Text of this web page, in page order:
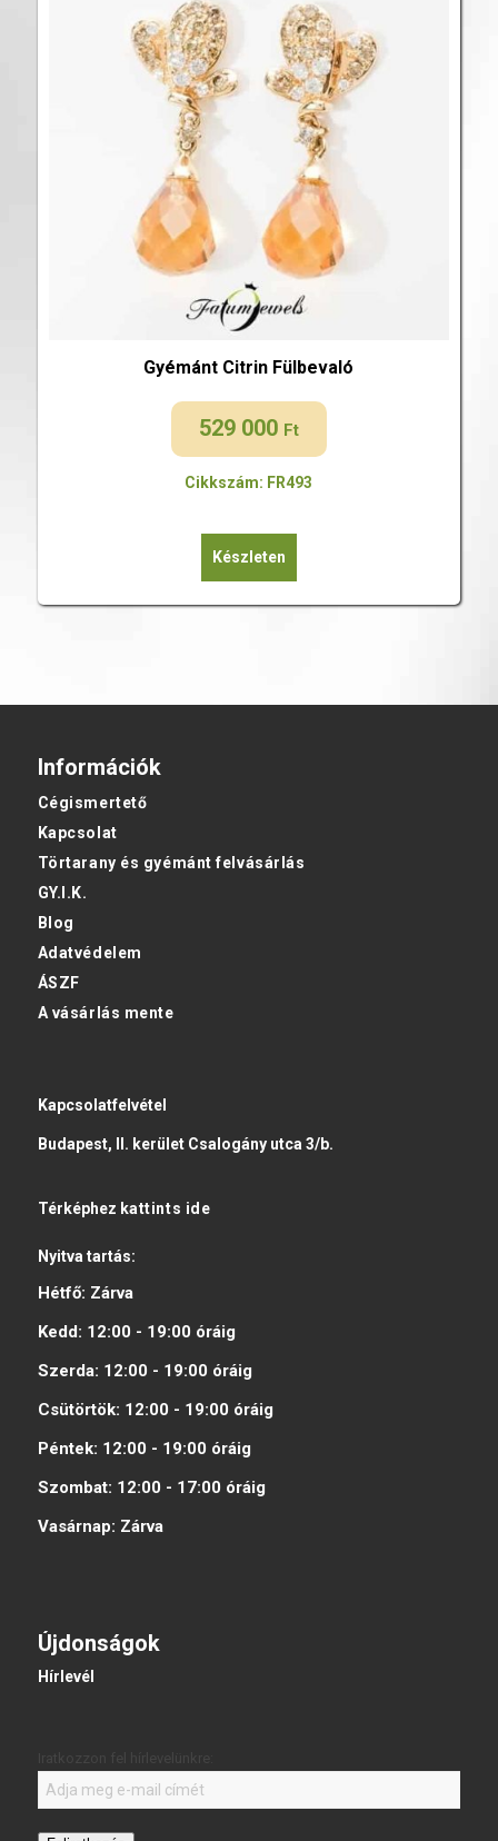
Gyémánt Citrin Fülbevaló
529 000 Ft
Cikkszám: FR493
Készleten
Információk
Cégismertető
Kapcsolat
Törtarany és gyémánt felvásárlás
GY.I.K.
Blog
Adatvédelem
ÁSZF
A vásárlás mente
Kapcsolatfelvétel
Budapest, II. kerület Csalogány utca 3/b.
Térképhez kattints ide
Nyitva tartás:
Hétfő: Zárva
Kedd: 12:00 - 19:00 óráig
Szerda: 12:00 - 19:00 óráig
Csütörtök: 12:00 - 19:00 óráig
Péntek: 12:00 - 19:00 óráig
Szombat: 12:00 - 17:00 óráig
Vasárnap: Zárva
Újdonságok
Hírlevél